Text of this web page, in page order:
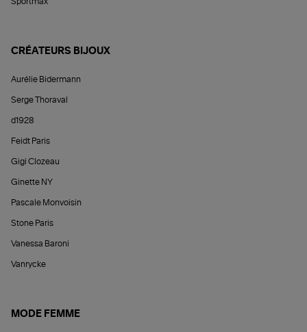
CRÉATEURS BIJOUX
Aurélie Bidermann
Serge Thoraval
d1928
Feidt Paris
Gigi Clozeau
Ginette NY
Pascale Monvoisin
Stone Paris
Vanessa Baroni
Vanrycke
MODE FEMME